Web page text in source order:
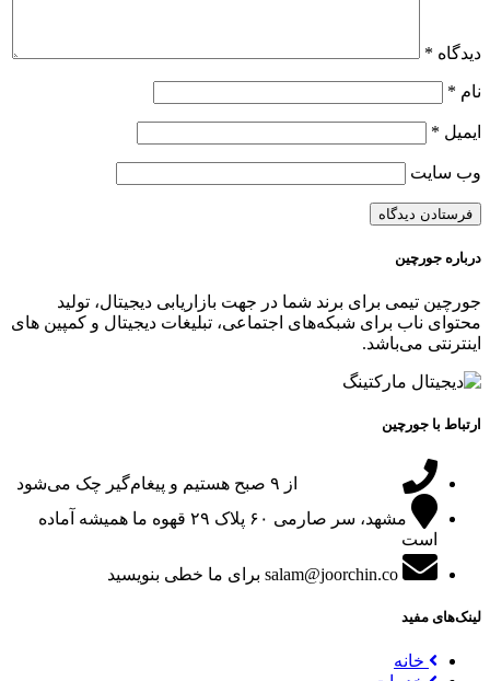
دیدگاه *
نام *
ایمیل *
وب‌ سایت
درباره جورچین
جورچین تیمی برای برند شما در جهت بازاریابی دیجیتال، تولید
محتوای ناب برای شبکه‌های اجتماعی، تبلیغات دیجیتال و کمپین های
اینترنتی می‌باشد.
ارتباط با جورچین
از ۹ صبح هستیم و پیغام‌گیر چک می‌شود
مشهد، سر صارمی ۶۰ پلاک ۲۹
قهوه ما همیشه آماده
است
salam@joorchin.co برای ما خطی بنویسید
لینک‌های مفید
خانه